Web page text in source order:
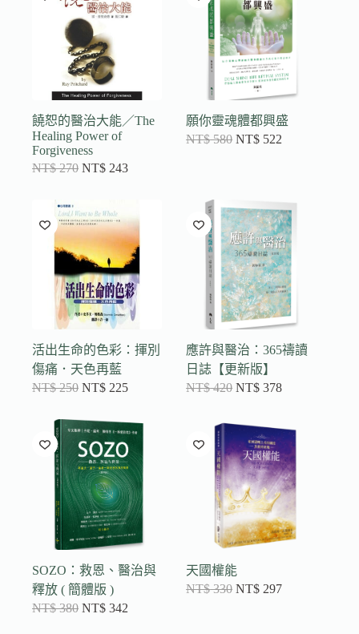
饒恕的醫治大能／The
Healing Power of
Forgiveness
NT$270 NT$ 243
願你靈魂體都興盛
NT$580 NT$ 522
活出生命的色彩：揮別
傷痛．天色再藍
NT$250 NT$ 225
應許與醫治：365禱讀
日誌【更新版】
NT$420 NT$ 378
SOZO：救恩、醫治與
釋放 ( 簡體版 )
NT$380 NT$ 342
天國權能
NT$330 NT$ 297